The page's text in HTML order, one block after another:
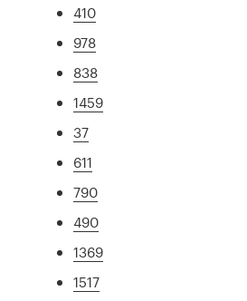
410
978
838
1459
37
611
790
490
1369
1517